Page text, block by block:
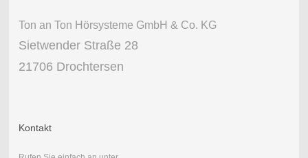
Ton an Ton Hörsysteme GmbH & Co. KG
Sietwender Straße 28
21706 Drochtersen
Kontakt